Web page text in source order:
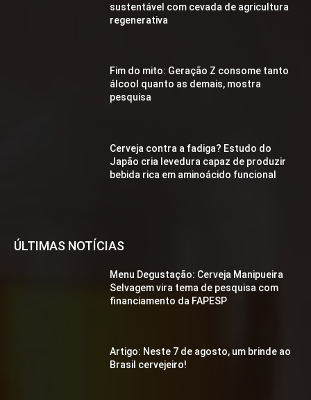
sustentável com cevada de agricultura
regenerativa
Fim do mito: Geração Z consome tanto
álcool quanto as demais, mostra
pesquisa
Cerveja contra a fadiga? Estudo do
Japão cria levedura capaz de produzir
bebida rica em aminoácido funcional
ÚLTIMAS NOTÍCIAS
Menu Degustação: Cerveja Manipueira
Selvagem vira tema de pesquisa com
financiamento da FAPESP
Artigo: Neste 7 de agosto, um brinde ao
Brasil cervejeiro!